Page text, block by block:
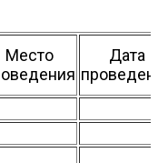
Место
Дата